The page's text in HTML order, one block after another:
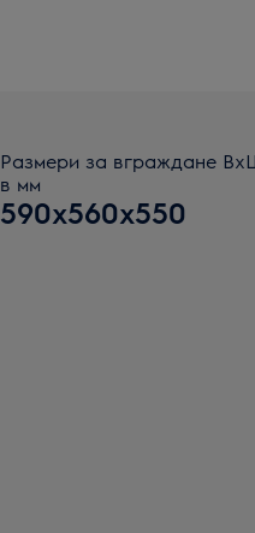
Размери за вграждане
в мм
590x560x550